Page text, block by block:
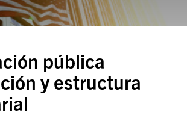
pública
y estructura